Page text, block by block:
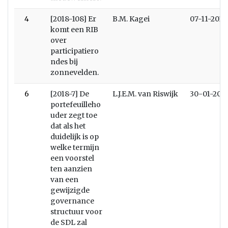
4
[2018-108] Er
komt een RIB
over
participatiero
ndes bij
zonnevelden.
B.M. Kagei 07-11-2018
6
[2018-7] De
portefeuilleho
uder zegt toe
dat als het
duidelijk is op
welke termijn
een voorstel
ten aanzien
van een
gewijzigde
governance
structuur voor
de SDL zal
L.J.E.M. van Riswijk 30-01-2019